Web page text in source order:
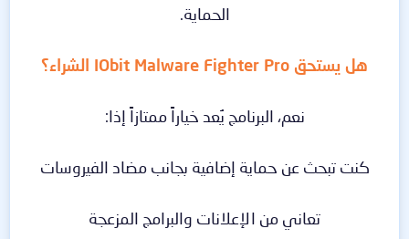
الحماية.
هل يستحق IObit Malware Fighter Pro الشراء؟
نعم، البرنامج يُعد خياراً ممتازاً إذا:
كنت تبحث عن حماية إضافية بجانب مضاد الفيروسات
تعاني من الإعلانات والبرامج المزعجة